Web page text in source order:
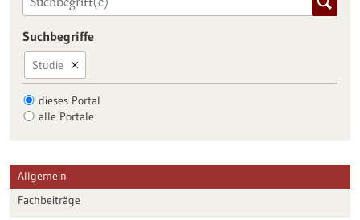
Suchbegriffe
Studie
dieses Portal
alle Portale
Allgemein
Fachbeiträge